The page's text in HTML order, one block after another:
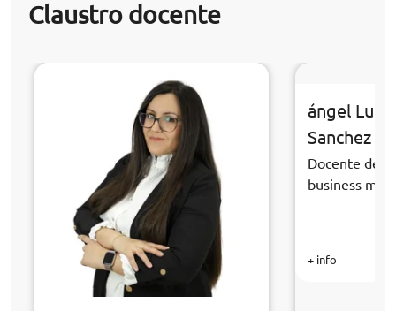
Claustro docente
ángel Luis
Sanchez
Docente de
business
+ info